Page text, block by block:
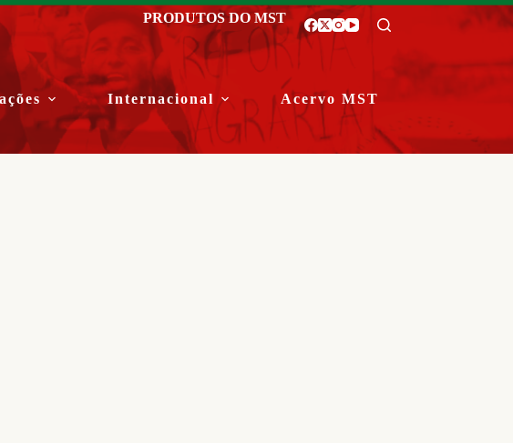
PRODUTOS DO MST
Internacional Acervo MST